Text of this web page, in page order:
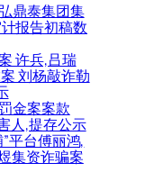
鼎泰集团集
报告初稿数
许兵,吕瑞
刘杨敲诈勒
金案案款
人,提存公示
平台傅丽鸿,
集资诈骗案